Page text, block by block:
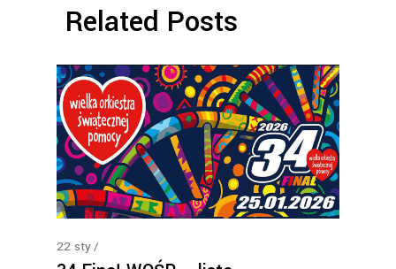
Related Posts
22 sty